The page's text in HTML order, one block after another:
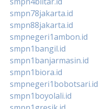
smpn78jakarta.id
smpn88jakarta.id
smpnegeri1ambon.id
smpn1bangil.id
smpn1banjarmasin.id
smpn1biora.id
smpnegeri1bobotsari.id
smpn1boyolali.id